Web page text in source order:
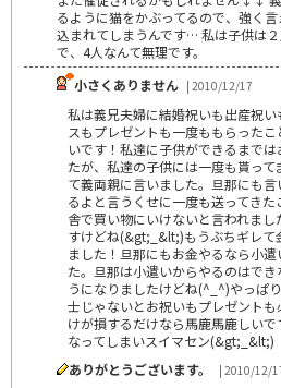
るように猫をかぶってるので、強く
込まれてしまうんです… 私は子供は
で、4人なんて無理です。
小さくありません | 2010/12/17
私は義兄夫婦に結婚祝いも出産祝
スもプレゼントも一度ももらった
いです！私達に子供ができるまで
たが、私達の子供には一度も貰っ
て義両親に言いました。旦那にも
るよと言うくせに一度も送ってき
舎で買い物にいけないと言われま
すけどね(&gt;_&lt;)もうぶちギレて
ました！旦那にもお金やるなら小
た。旦那は小遣いからやるのはで
うになりましたけどね(^_^)やっぱ
士じゃないとお祝いもプレゼント
けが損するだけなら馬鹿馬鹿しい
なってしまいスイマセン(&gt;_&lt;)
ありがとうございます。
| 2010/12/